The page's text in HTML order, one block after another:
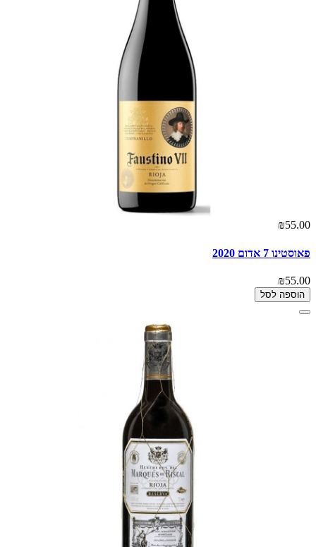
₪55.00
פאוסטינו 7 אדום 2020
₪55.00
הוספה לסל